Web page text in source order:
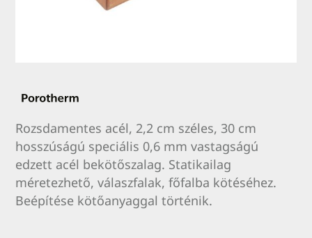
Rozsdamentes acél, 2,2 cm széles, 30 cm
hosszúságú speciális 0,6 mm vastagságú
edzett acél bekötőszalag. Statikailag
méretezhető, válaszfalak, főfalba kötéséhez.
Beépítése kötőanyaggal történik.